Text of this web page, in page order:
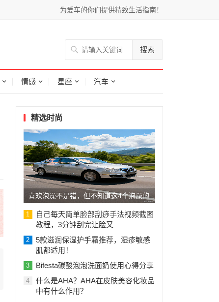
为爱车的你们提供精致生活指南！
搜索
情感 星座 汽车
精选时尚
喜欢泡澡不是错，但不知道这4个泡澡的
注
1
自己每天简单脸部刮痧手法视频截图
教程，3分钟刮完让脸又
2
5款滋润保湿护手霜推荐，湿疹敏感
肌都适用！
3 Bifesta碳酸泡泡洗面奶使用心得分享
4
什么是AHA？AHA在皮肤美容化妆品
中有什么作用？